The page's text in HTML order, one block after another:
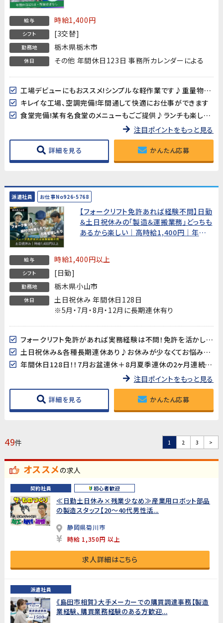
給与 時給1,400円
シフト [3交替]
勤務地 栃木県栃木市
休日 その他 年間休日123日 事務所カレンダーによる
工場デビューにもおススメ!シンプルな軽作業です♪重量物なし
キレイな工場、空調完備!年間通して快適にお仕事ができます
食堂完備!某有名食堂のメニューもごご提供♪ランチも楽しみのひとつ!
注目ポイントをもっと見る
詳細を見る かんたん応募
派遣社員 お仕事No926-5768
【フォークリフト免許あれば経験不問】日勤
＆土日祝休みの「製造＆運搬業務」どっちも
あるから楽しい｜高時給1,400円｜年間
給与 時給1,400円以上
シフト [日勤]
勤務地 栃木県小山市
休日
土日祝休み 年間休日128日
※5月・7月・8月・12月に長期連休有り
フォークリフト免許があれば実務経験は不問！免許を活かした高時給WORKをお探しの方おすすめ
土日祝休み＆各種長期連休あり♪お休みが少なくてお悩みの他業界からの転職希望者さんも歓迎です
年間休日128日！！7月お盆連休＋8月夏季連休の2ヶ月連続長期連休あり
注目ポイントをもっと見る
詳細を見る かんたん応募
49件 1 2 3 >
オススメの求人
契約社員 初心者歓迎
≪日勤土日休み×残業少なめ≫産業用ロボット部品
の製造スタッフ【20～40代男性活...
静岡県菊川市
時給 1,350円 以上
求人詳細はこちら
派遣社員
《島田市相賀》大手メーカーでの購買調達事務【製造
業経験、購買業務経験のある方歓迎...